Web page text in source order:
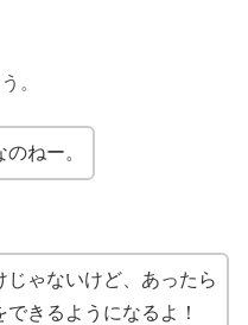
。
ねー。
じゃないけど、あったら
きるようになるよ！